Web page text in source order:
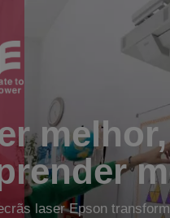
melhor,
laser Epson